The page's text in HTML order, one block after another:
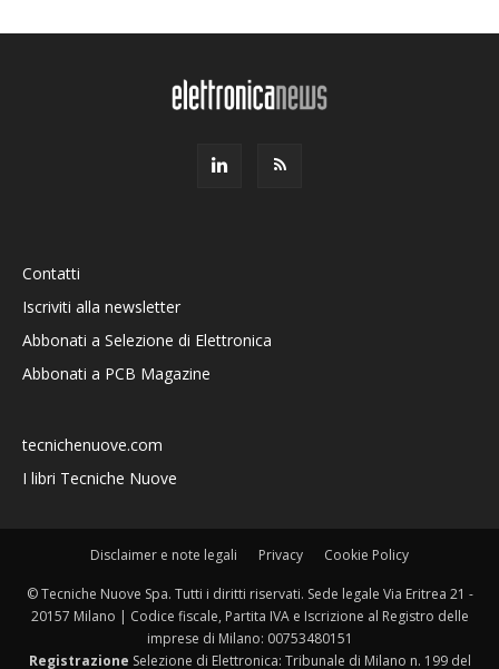
Contatti
Iscriviti alla newsletter
Abbonati a Selezione di Elettronica
Abbonati a PCB Magazine
tecnichenuove.com
I libri Tecniche Nuove
Disclaimer e note legali Privacy Cookie Policy
© Tecniche Nuove Spa. Tutti i diritti riservati. Sede legale Via Eritrea 21 -
20157 Milano | Codice fiscale, Partita IVA e Iscrizione al Registro delle
imprese di Milano: 00753480151
Registrazione Selezione di Elettronica: Tribunale di Milano n. 199 del